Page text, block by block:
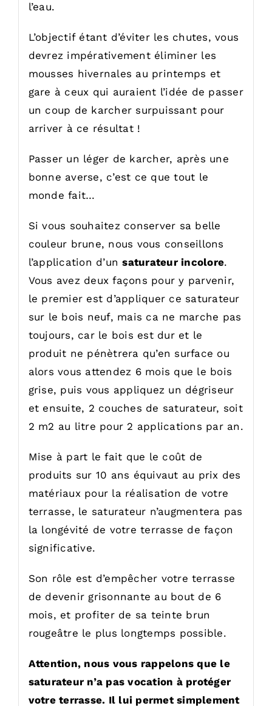
l’eau.
L’objectif étant d’éviter les chutes, vous
devrez impérativement éliminer les
mousses hivernales au printemps et
gare à ceux qui auraient l’idée de passer
un coup de karcher surpuissant pour
arriver à ce résultat !
Passer un léger de karcher, après une
bonne averse, c’est ce que tout le
monde fait…
Si vous souhaitez conserver sa belle
couleur brune, nous vous conseillons
l’application d’unsaturateur incolore.
Vous avez deux façons pour y parvenir,
le premier est d’appliquer ce saturateur
sur le bois neuf, mais ca ne marche pas
toujours, car le bois est dur et le
produit ne pénètrera qu’en surface ou
alors vous attendez 6 mois que le bois
grise, puis vous appliquez un dégriseur
et ensuite, 2 couches de saturateur, soit
2 m2 au litre pour 2 applications par an.
Mise à part le fait que le coût de
produits sur 10 ans équivaut au prix des
matériaux pour la réalisation de votre
terrasse, le saturateur n’augmentera pas
la longévité de votre terrasse de façon
significative.
Son rôle est d’empêcher votre terrasse
de devenir grisonnante au bout de 6
mois, et profiter de sa teinte brun
rougeâtre le plus longtemps possible.
Attention, nous vous rappelons que le
saturateur n’a pas vocation à protéger
votre terrasse. Il lui permet simplement